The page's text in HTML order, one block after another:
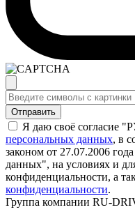
Я даю своё согласие
персональных данных, в
законом от 27.07.2006
данных", на условиях и
конфиденциальности, а
конфиденциальности.
Группа компании RU-